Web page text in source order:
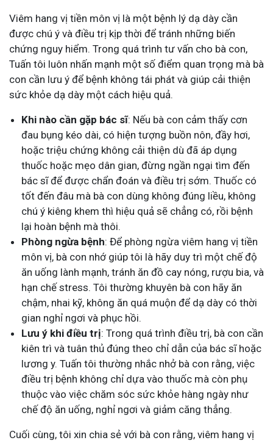
Viêm hang vị tiền môn vị là một bệnh lý dạ dày cần
được chú ý và điều trị kịp thời để tránh những biến
chứng nguy hiểm. Trong quá trình tư vấn cho bà con,
Tuấn tôi luôn nhấn mạnh một số điểm quan trọng mà bà
con cần lưu ý để bệnh không tái phát và giúp cải thiện
sức khỏe dạ dày một cách hiệu quả.
Khi nào cần gặp bác sĩ: Nếu bà con cảm thấy cơn
đau bụng kéo dài, có hiện tượng buồn nôn, đầy hơi,
hoặc triệu chứng không cải thiện dù đã áp dụng
thuốc hoặc mẹo dân gian, đừng ngần ngại tìm đến
bác sĩ để được chẩn đoán và điều trị sớm. Thuốc có
tốt đến đâu mà bà con dùng không đúng liều, không
chú ý kiêng khem thì hiệu quả sẽ chẳng có, rồi bệnh
lại hoàn bệnh mà thôi.
Phòng ngừa bệnh: Để phòng ngừa viêm hang vị tiền
môn vị, bà con nhớ giúp tôi là hãy duy trì một chế độ
ăn uống lành mạnh, tránh ăn đồ cay nóng, rượu bia, và
hạn chế stress. Tôi thường khuyên bà con hãy ăn
chậm, nhai kỹ, không ăn quá muộn để dạ dày có thời
gian nghỉ ngơi và phục hồi.
Lưu ý khi điều trị: Trong quá trình điều trị, bà con cần
kiên trì và tuân thủ đúng theo chỉ dẫn của bác sĩ hoặc
lương y. Tuấn tôi thường nhắc nhở bà con rằng, việc
điều trị bệnh không chỉ dựa vào thuốc mà còn phụ
thuộc vào việc chăm sóc sức khỏe hàng ngày như
chế độ ăn uống, nghỉ ngơi và giảm căng thẳng.
Cuối cùng, tôi xin chia sẻ với bà con rằng, viêm hang vị